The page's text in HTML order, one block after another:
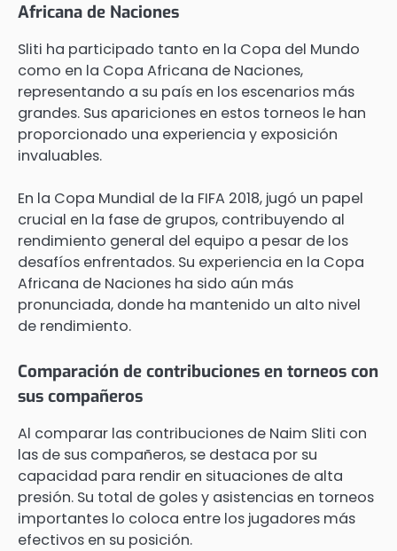
Africana de Naciones
Sliti ha participado tanto en la Copa del Mundo
como en la Copa Africana de Naciones,
representando a su país en los escenarios más
grandes. Sus apariciones en estos torneos le han
proporcionado una experiencia y exposición
invaluables.
En la Copa Mundial de la FIFA 2018, jugó un papel
crucial en la fase de grupos, contribuyendo al
rendimiento general del equipo a pesar de los
desafíos enfrentados. Su experiencia en la Copa
Africana de Naciones ha sido aún más
pronunciada, donde ha mantenido un alto nivel
de rendimiento.
Comparación de contribuciones en torneos con
sus compañeros
Al comparar las contribuciones de Naim Sliti con
las de sus compañeros, se destaca por su
capacidad para rendir en situaciones de alta
presión. Su total de goles y asistencias en torneos
importantes lo coloca entre los jugadores más
efectivos en su posición.